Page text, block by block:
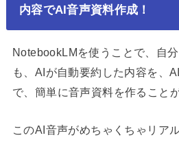
内容でAI音声資料作成！
NotebookLMを使うことで、自
も、AIが自動要約した内容を、
で、簡単に音声資料を作ること
このAI音声がめちゃくちゃリア